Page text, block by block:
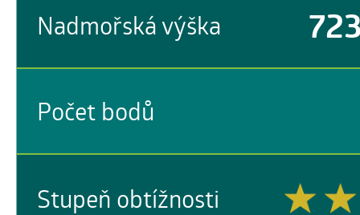
Nadmořská výška
Počet bodů
Stupeň obtížnosti